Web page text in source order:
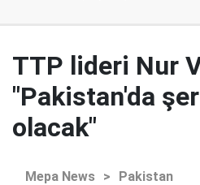
TTP lideri Nur
"Pakistan'da
olacak"
Mepa News > Pakistan